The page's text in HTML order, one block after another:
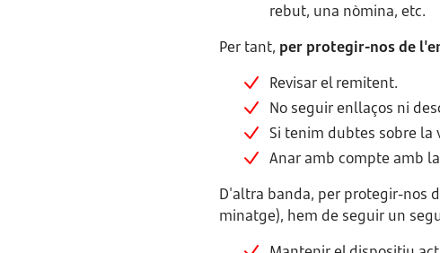
rebut, una nòmina, etc.
Per tant, per protegir-nos de
Revisar el remitent.
No seguir enllaços ni
Si tenim dubtes sobre
Anar amb compte amb
D'altra banda, per protegir-nos
minatge), hem de seguir un